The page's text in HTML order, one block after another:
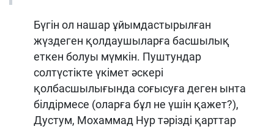
Бүгін ол нашар ұйымдастырылған
жүздеген қолдаушыларға басшылық
еткен болуы мүмкін. Пуштундар
солтүстікте үкімет әскері
қолбасшылығында соғысуға деген ынта
білдірмесе (оларға бұл не үшін қажет?),
Дустум, Мохаммад Нур тәрізді қарттар